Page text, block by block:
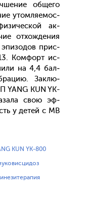
об­ще­го
утом­ля­емос­
ак­
от­хожде­ния
прис­
Ком­форт ис­
на 4,4 бал­
Зак­лю­
YANG KUN YK-
свою эф­
у де­тей с МВ
KUN YK-800